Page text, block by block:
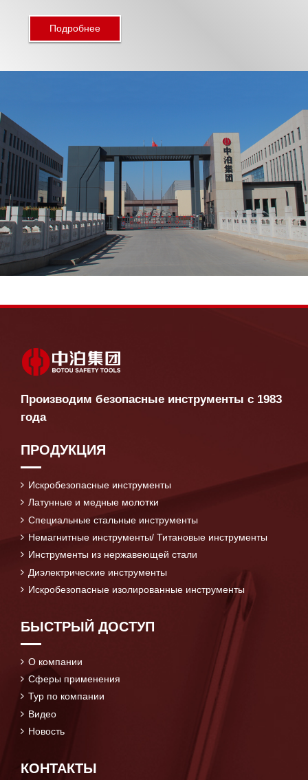
Подробнее
Производим безопасные инструменты с 1983
года
ПРОДУКЦИЯ
Искробезопасные инструменты
Латунные и медные молотки
Специальные стальные инструменты
Немагнитные инструменты/ Титановые инструменты
Инструменты из нержавеющей стали
Диэлектрические инструменты
Искробезопасные изолированные инструменты
БЫСТРЫЙ ДОСТУП
О компании
Сферы применения
Тур по компании
Видео
Новость
КОНТАКТЫ